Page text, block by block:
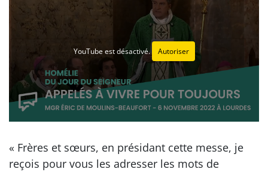
YouTube est désactivé. Autoriser
« Frères et sœurs, en présidant cette messe, je
reçois pour vous les adresser les mots de